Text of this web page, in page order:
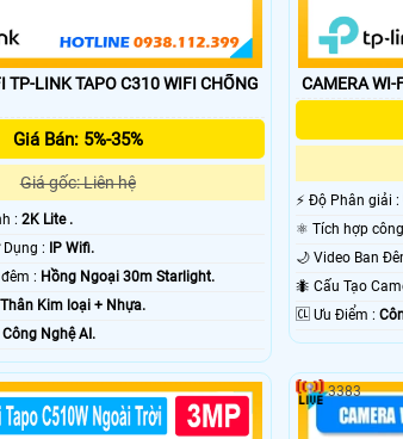
TAPO C310 WIFI CHỐNG
Giá Bán: 5%-35%
Giá gốc: Liên hệ
: 2K Lite .
✳️ Công Nghệ Sử Dụng : IP Wifi.
💥 Hình ảnh ban đêm : Hồng Ngoại 30m Starlight.
Thân Kim loại + Nhựa.
Công Nghệ AI.
CAMERA WI-
️⚡ Độ Phân giải :
🐜 Cấu Tạo
️🆑 Ưu Điểm :
3383